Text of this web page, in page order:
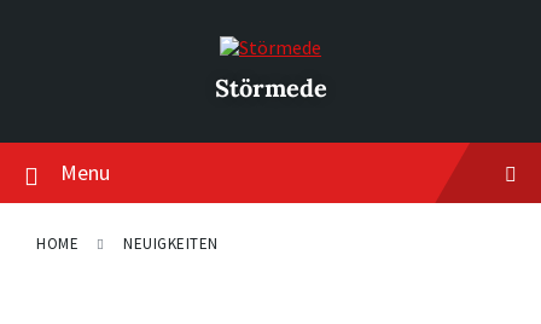
Störmede
Menu
HOME NEUIGKEITEN